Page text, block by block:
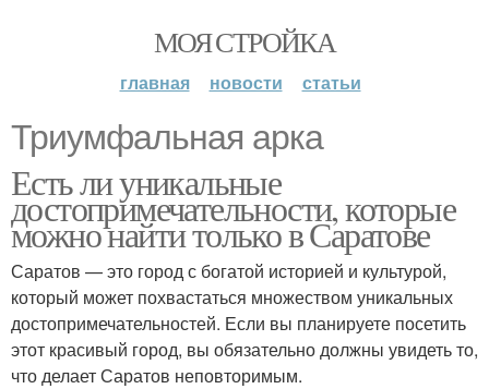
МОЯ СТРОЙКА
главная новости статьи
Триумфальная арка
Есть ли уникальные
достопримечательности, которые
можно найти только в Саратове
Саратов — это город с богатой историей и культурой,
который может похвастаться множеством уникальных
достопримечательностей. Если вы планируете посетить
этот красивый город, вы обязательно должны увидеть то,
что делает Саратов неповторимым.